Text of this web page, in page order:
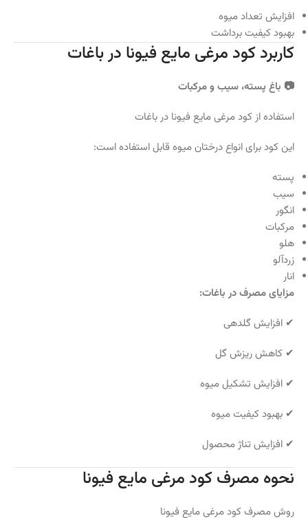
افزایش تعداد میوه
بهبود کیفیت برداشت
کاربرد کود مرغی مایع فیونا در باغات
📷 باغ پسته، سیب و مرکبات
استفاده از کود مرغی مایع فیونا در باغات
این کود برای انواع درختان میوه قابل استفاده است:
پسته
سیب
انگور
مرکبات
هلو
زردآلو
انار
مزایای مصرف در باغات:
✔ افزایش گلدهی
✔ کاهش ریزش گل
✔ افزایش تشکیل میوه
✔ بهبود کیفیت میوه
✔ افزایش تناژ محصول
نحوه مصرف کود مرغی مایع فیونا
روش مصرف کود مرغی مایع فیونا